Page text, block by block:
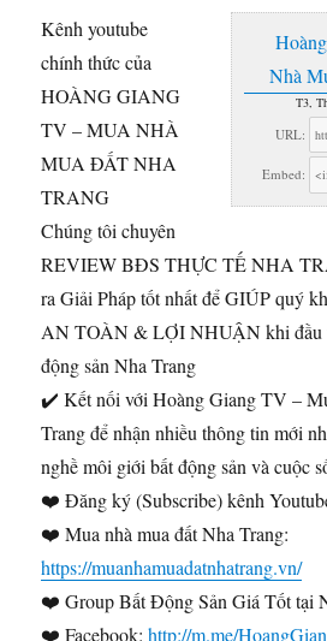
Nhà
T3,
URL:
Embed:
Kênh youtube
chính thức của
HOÀNG GIANG
TV – MUA NHÀ
MUA ĐẤT NHA
TRANG
Chúng tôi chuyên
REVIEW BĐS THỰCTẾ NHA
ra Giải Pháp tốt nhất để GIÚP quý
AN TOÀN & LỢI NHUẬN khi đầu
động sản Nha Trang
✔️ Kết nối với Hoàng Giang TV –
Trang để nhận nhiều thông tin mới
nghề môi giới bất động sản và cuộc
❤️ Đăng ký (Subscribe) kênh
❤️ Mua nhà mua đất Nha Trang:
https://muanhamuadatnhatrang.vn/
❤️ Group Bất Động Sản Giá Tốt tại
❤️ Facebook:http://m.me/